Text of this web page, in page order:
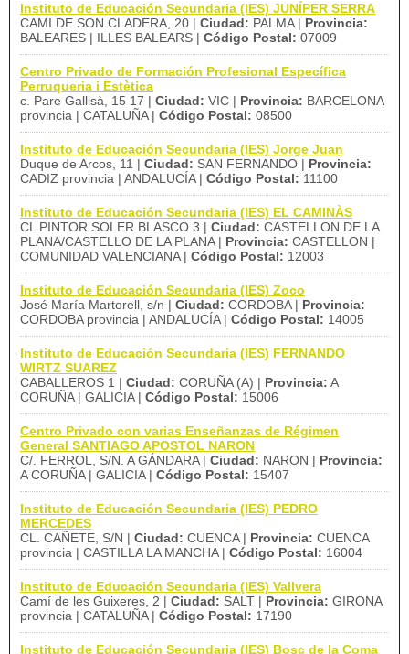
Instituto de Educación Secundaria (IES) JUNÍPER SERRA
CAMI DE SON CLADERA, 20 | Ciudad: PALMA | Provincia:
BALEARES | ILLES BALEARS | Código Postal: 07009
Centro Privado de Formación Profesional Específica
Perruqueria i Estètica
c. Pare Gallisà, 15 17 | Ciudad: VIC | Provincia: BARCELONA
provincia | CATALUÑA | Código Postal: 08500
Instituto de Educación Secundaria (IES) Jorge Juan
Duque de Arcos, 11 | Ciudad: SAN FERNANDO | Provincia:
CADIZ provincia | ANDALUCÍA | Código Postal: 11100
Instituto de Educación Secundaria (IES) EL CAMINÀS
CL PINTOR SOLER BLASCO 3 | Ciudad: CASTELLON DE LA
PLANA/CASTELLO DE LA PLANA | Provincia: CASTELLON |
COMUNIDAD VALENCIANA | Código Postal: 12003
Instituto de Educación Secundaria (IES) Zoco
José María Martorell, s/n | Ciudad: CORDOBA | Provincia:
CORDOBA provincia | ANDALUCÍA | Código Postal: 14005
Instituto de Educación Secundaria (IES) FERNANDO
WIRTZ SUAREZ
CABALLEROS 1 | Ciudad: CORUÑA (A) | Provincia: A
CORUÑA | GALICIA | Código Postal: 15006
Centro Privado con varias Enseñanzas de Régimen
General SANTIAGO APOSTOL NARON
C/. FERROL, S/N. A GÁNDARA | Ciudad: NARON | Provincia:
A CORUÑA | GALICIA | Código Postal: 15407
Instituto de Educación Secundaria (IES) PEDRO
MERCEDES
CL. CAÑETE, S/N | Ciudad: CUENCA | Provincia: CUENCA
provincia | CASTILLA LA MANCHA | Código Postal: 16004
Instituto de Educación Secundaria (IES) Vallvera
Camí de les Guixeres, 2 | Ciudad: SALT | Provincia: GIRONA
provincia | CATALUÑA | Código Postal: 17190
Instituto de Educación Secundaria (IES) Bosc de la Coma